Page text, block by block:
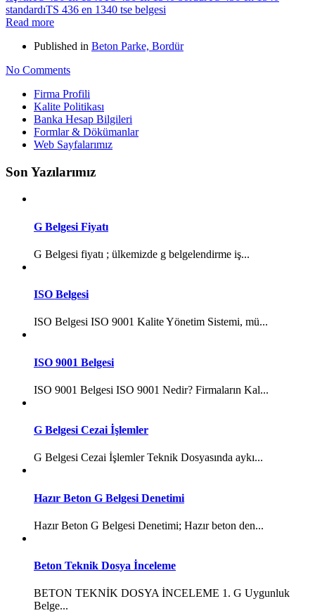
standardıTS 436 en 1340 tse belgesi
Read more
Published in Beton Parke, Bordür
No Comments
Firma Profili
Kalite Politikası
Banka Hesap Bilgileri
Formlar & Dökümanlar
Web Sayfalarımız
Son Yazılarımız
G Belgesi Fiyatı
G Belgesi fiyatı ; ülkemizde g belgelendirme iş...
ISO Belgesi
ISO Belgesi ISO 9001 Kalite Yönetim Sistemi, mü...
ISO 9001 Belgesi
ISO 9001 Belgesi ISO 9001 Nedir? Firmaların Kal...
G Belgesi Cezai İşlemler
G Belgesi Cezai İşlemler Teknik Dosyasında aykı...
Hazır Beton G Belgesi Denetimi
Hazır Beton G Belgesi Denetimi; Hazır beton den...
Beton Teknik Dosya İnceleme
BETON TEKNİK DOSYA İNCELEME 1. G Uygunluk
Belge...